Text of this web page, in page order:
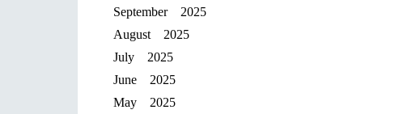
September 2025
August 2025
July 2025
June 2025
May 2025